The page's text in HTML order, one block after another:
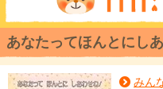
あなたってほんとにし
みん